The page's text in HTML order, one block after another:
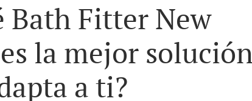
atendidos
Bath Fitter New
la mejor
a ti?